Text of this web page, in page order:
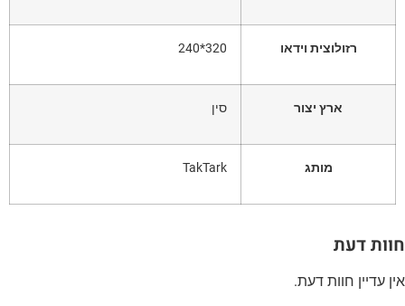
רזולוצית וידאו 320*240
ארץ יצור סין
מותג TakTark
חוות דעת
אין עדיין חוות דעת.